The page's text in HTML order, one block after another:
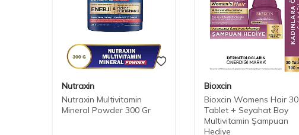
Nutraxin
Nutraxin Multivitamin
Mineral Powder 300 Gr
Bioxcin
Bioxcin Womens Hair 30
Tablet + Seyahat Boy
Multivitamin Şampuan
Hediye